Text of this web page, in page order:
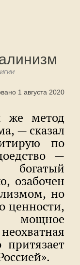
1 августа 2020
же метод
— сказал
по
—
озабочен
но
ценности,
мощное